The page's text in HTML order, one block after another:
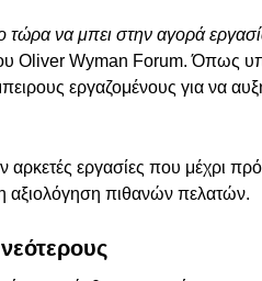
τώρα να μπει στην αγορά
Oliver Wyman Forum. Όπως
εργαζομένους για να
αρκετές εργασίες που μέχρι
αξιολόγηση πιθανών πελατών.